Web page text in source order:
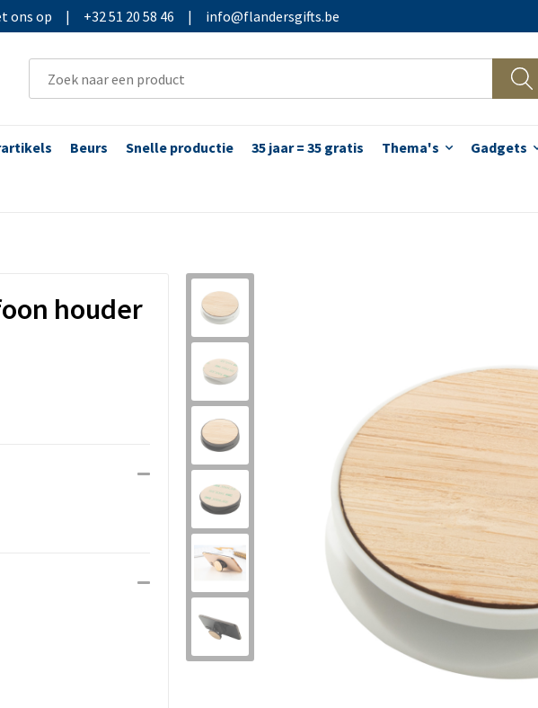
ons op | +32 51 20 58 46 | info@flandersgifts.be
Beurs Snelle productie 35 jaar = 35 gratis Thema's Gadgets
houder